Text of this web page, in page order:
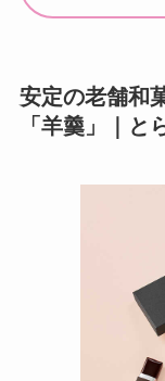
安定の老舗和
「羊羹」｜と